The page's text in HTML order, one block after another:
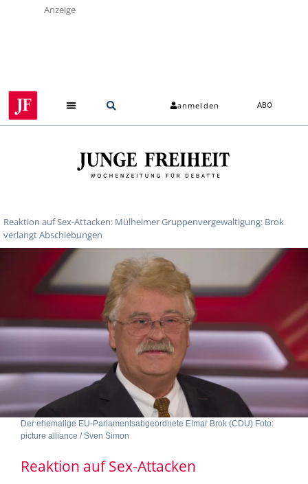
Anzeige
anmelden ABO
Reaktion auf Sex-Attacken: Mülheimer Gruppenvergewaltigung: Brok
verlangt Abschiebungen
Der ehemalige EU-Parlamentsabgeordnete Elmar Brok (CDU) Foto:
picture alliance / Sven Simon
Reaktion auf Sex-Attacken